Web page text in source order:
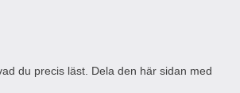
du precis läst. Dela den här sidan med